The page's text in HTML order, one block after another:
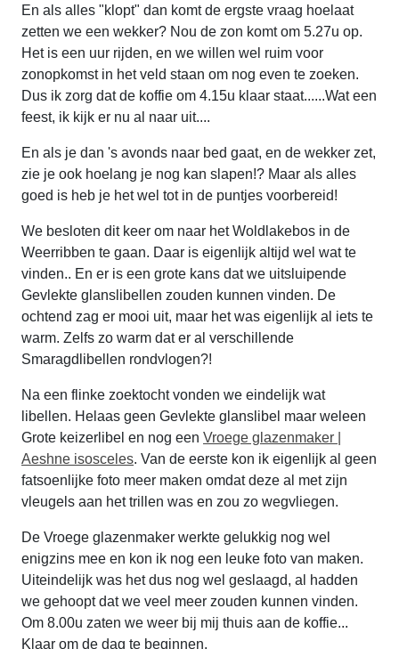
En als alles "klopt" dan komt de ergste vraag hoelaat
zetten we een wekker? Nou de zon komt om 5.27u op.
Het is een uur rijden, en we willen wel ruim voor
zonopkomst in het veld staan om nog even te zoeken.
Dus ik zorg dat de koffie om 4.15u klaar staat......Wat een
feest, ik kijk er nu al naar uit....
En als je dan 's avonds naar bed gaat, en de wekker zet,
zie je ook hoelang je nog kan slapen!? Maar als alles
goed is heb je het wel tot in de puntjes voorbereid!
We besloten dit keer om naar het Woldlakebos in de
Weerribben te gaan. Daar is eigenlijk altijd wel wat te
vinden.. En er is een grote kans dat we uitsluipende
Gevlekte glanslibellen zouden kunnen vinden. De
ochtend zag er mooi uit, maar het was eigenlijk al iets te
warm. Zelfs zo warm dat er al verschillende
Smaragdlibellen rondvlogen?!
Na een flinke zoektocht vonden we eindelijk wat
libellen. Helaas geen Gevlekte glanslibel maar weleen
Grote keizerlibel en nog een Vroege glazenmaker |
Aeshne isosceles. Van de eerste kon ik eigenlijk al geen
fatsoenlijke foto meer maken omdat deze al met zijn
vleugels aan het trillen was en zou zo wegvliegen.
De Vroege glazenmaker werkte gelukkig nog wel
enigzins mee en kon ik nog een leuke foto van maken.
Uiteindelijk was het dus nog wel geslaagd, al hadden
we gehoopt dat we veel meer zouden kunnen vinden.
Om 8.00u zaten we weer bij mij thuis aan de koffie...
Klaar om de dag te beginnen.